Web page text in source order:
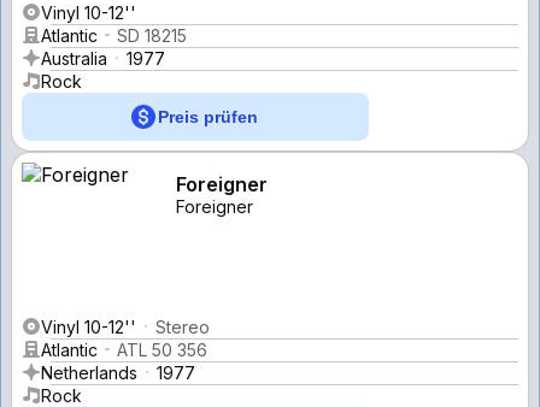
Vinyl 10-12''
Atlantic
SD 18215
Australia
1977
Rock
Preis prüfen
Foreigner
Foreigner
Vinyl 10-12''
Stereo
Atlantic
ATL 50 356
Netherlands
1977
Rock